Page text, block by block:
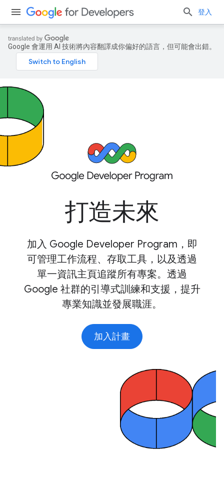
登入
Google 會運用 AI 技術將內容翻譯成你偏好的語言，但可能會出錯。
打造未來
加入 Google Developer Program，即
可管理工作流程、存取工具，以及透過
單一資訊主頁追蹤所有專案。透過
Google 社群的引導式訓練和支援，提升
專業知識並發展職涯。
加入計畫